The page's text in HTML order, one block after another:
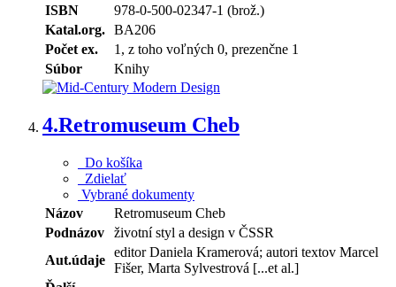
ISBN
978-0-500-02347-1 (brož.)
Katal.org. BA206
Počet ex.
1, z toho voľných 0, prezenčne 1
Súbor
Knihy
4.Retromuseum Cheb
Do košíka
Zdielať
Vybrané dokumenty
Názov
Retromuseum Cheb
Podnázov
životní styl a design v ČSSR
Aut.údaje
editor Daniela Kramerová; autori textov Marcel
Fišer, Marta Sylvestrová [...et al.]